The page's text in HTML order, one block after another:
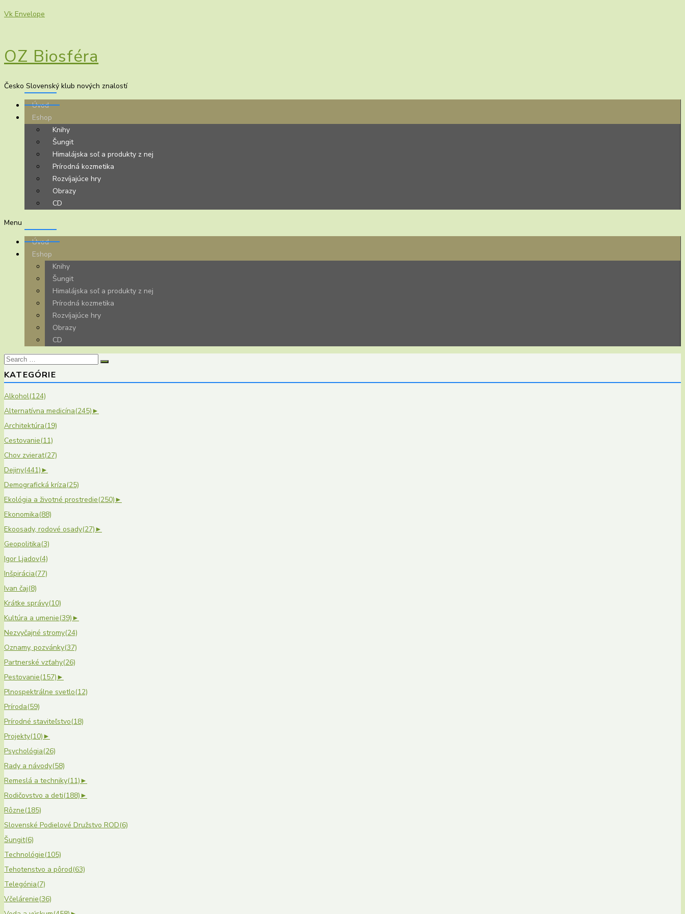
Vk Envelope
OZ Biosféra
Česko Slovenský klub nových znalostí
Úvod
Eshop
Knihy
Šungit
Himalájska soľ a produkty z nej
Prírodná kozmetika
Rozvíjajúce hry
Obrazy
CD
Menu
Úvod
Eshop
Knihy
Šungit
Himalájska soľ a produkty z nej
Prírodná kozmetika
Rozvíjajúce hry
Obrazy
CD
Search
for:
KATEGÓRIE
Alkohol(124)
Alternatívna medicína(245)►
Architektúra(19)
Cestovanie(11)
Chov zvierat(27)
Dejiny(441)►
Demografická kríza(25)
Ekológia a životné prostredie(250)►
Ekonomika(88)
Ekoosady, rodové osady(27)►
Geopolitika(3)
Igor Ljadov(4)
Inšpirácia(77)
Ivan čaj(8)
Krátke správy(10)
Kultúra a umenie(39)►
Nezvyčajné stromy(24)
Oznamy, pozvánky(37)
Partnerské vzťahy(26)
Pestovanie(157)►
Plnospektrálne svetlo(12)
Príroda(59)
Prírodné staviteľstvo(18)
Projekty(10)►
Psychológia(26)
Rady a návody(58)
Remeslá a techniky(11)►
Rodičovstvo a deti(188)►
Rôzne(185)
Slovenské Podielové Družstvo ROD(6)
Šungit(6)
Technológie(105)
Tehotenstvo a pôrod(63)
Telegónia(7)
Včelárenie(36)